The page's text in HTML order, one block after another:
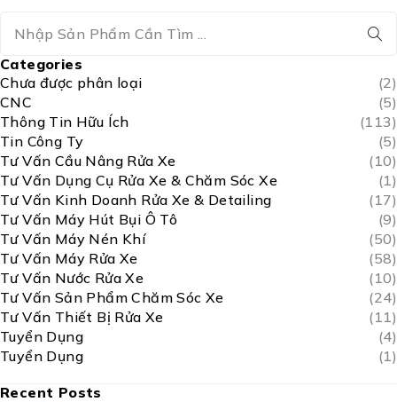
Categories
Chưa được phân loại
(2)
CNC
(5)
Thông Tin Hữu Ích
(113)
Tin Công Ty
(5)
Tư Vấn Cầu Nâng Rửa Xe
(10)
Tư Vấn Dụng Cụ Rửa Xe & Chăm Sóc Xe
(1)
Tư Vấn Kinh Doanh Rửa Xe & Detailing
(17)
Tư Vấn Máy Hút Bụi Ô Tô
(9)
Tư Vấn Máy Nén Khí
(50)
Tư Vấn Máy Rửa Xe
(58)
Tư Vấn Nước Rửa Xe
(10)
Tư Vấn Sản Phẩm Chăm Sóc Xe
(24)
Tư Vấn Thiết Bị Rửa Xe
(11)
Tuyển Dụng
(4)
Tuyển Dụng
(1)
Recent Posts